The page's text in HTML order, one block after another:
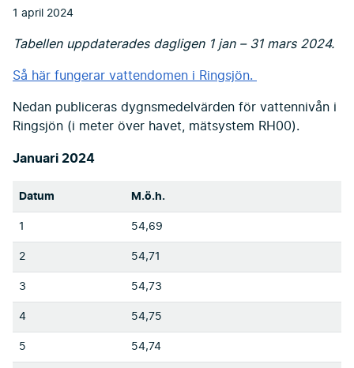
1 april 2024
Tabellen uppdaterades dagligen 1 jan – 31 mars 2024.
Så här fungerar vattendomen i Ringsjön.
Nedan publiceras dygnsmedelvärden för vattennivån i
Ringsjön (i meter över havet, mätsystem RH00).
Januari 2024
Datum M.ö.h.
1 54,69
2 54,71
3 54,73
4 54,75
5 54,74